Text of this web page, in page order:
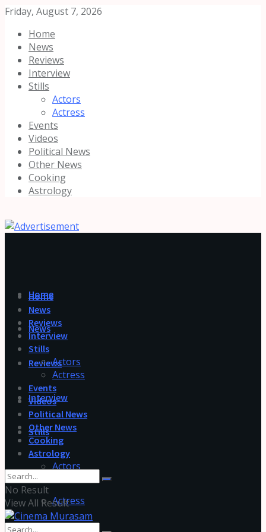
Friday, August 7, 2026
Home
News
Reviews
Interview
Stills
Actors
Actress
Events
Videos
Political News
Other News
Cooking
Astrology
Home
News
Reviews
Interview
Stills
Actors
Actress
Home
News
Reviews
Interview
Stills
Actors
Actress
Events
Videos
Political News
Other News
Cooking
Astrology
No Result
View All Result